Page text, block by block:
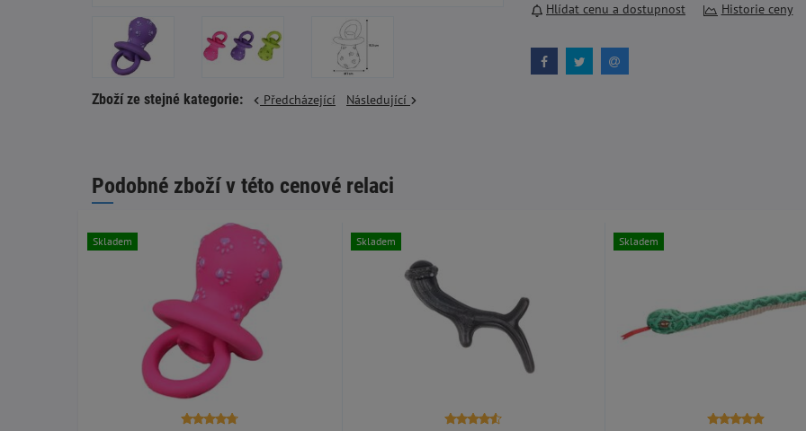
Zboží ze stejné kategorie: Předcházející Následující
Hlídat cenu a dostupnost Historie ceny
Podobné zboží v této cenové relaci
Skladem Skladem Skladem